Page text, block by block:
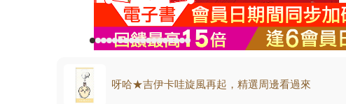
呀哈★吉伊卡哇旋風再起，精選周邊看過來